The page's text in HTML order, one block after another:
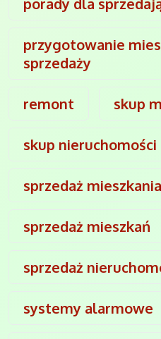
przygotowanie
sprzedaży
remont skup
skup nieruchomości
sprzedaż mieszkania
sprzedaż mieszkań
sprzedaż
systemy alarmowe